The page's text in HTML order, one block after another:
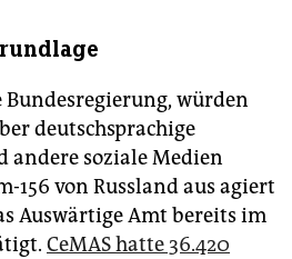
Bundesregierung, würden
deutschsprachige
andere soziale Medien
156 von Russland aus agiert
Auswärtige Amt bereits im
CeMAS hatte 36.420